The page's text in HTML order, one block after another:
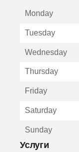
Monday
Tuesday
Wednesday
Thursday
Friday
Saturday
Sunday
Услуги